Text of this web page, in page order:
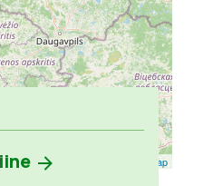
Leaflet OpenStreetMap